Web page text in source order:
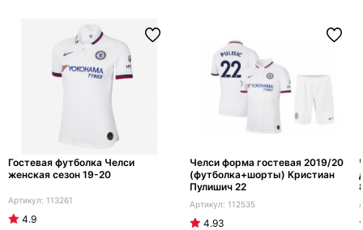
Гостевая футболка Челси
женская сезон 19-20
113261
4.9
Челси форма гостевая 2019/20
(футболка+шорты) Кристиан
Пулишич 22
112535
4.93